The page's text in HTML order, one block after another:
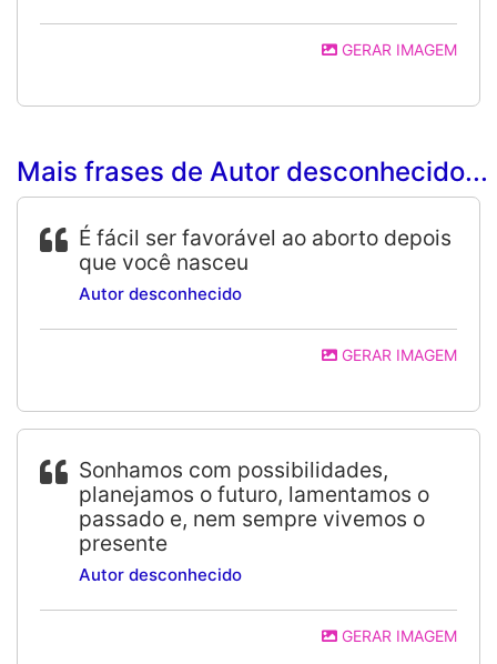
GERAR IMAGEM
Mais frases de Autor desconhecido...
É fácil ser favorável ao aborto depois
que você nasceu
Autor desconhecido
GERAR IMAGEM
Sonhamos com possibilidades,
planejamos o futuro, lamentamos o
passado e, nem sempre vivemos o
presente
Autor desconhecido
GERAR IMAGEM